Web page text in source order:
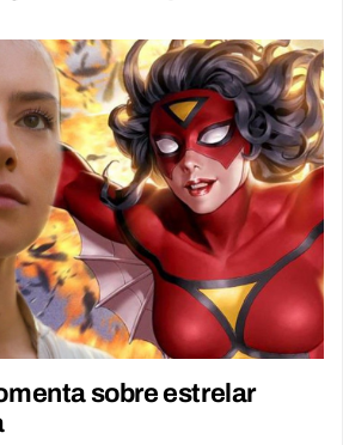
sobre estrelar